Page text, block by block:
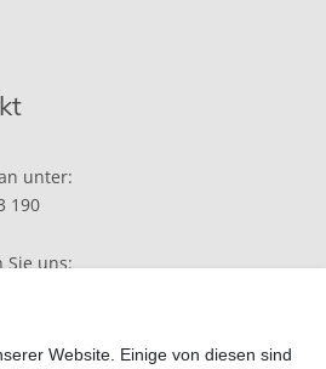
unter:
190
Sie uns:
Website. Einige von diesen sind